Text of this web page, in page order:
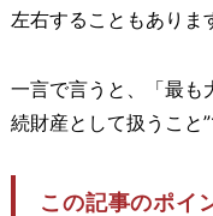
左右することもありま
一言で言うと、「最も
続財産として扱うこと”
この記事のポイ